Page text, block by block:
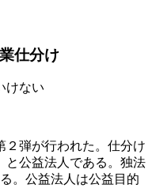
仕分け
けない
弾が行われた。仕分け
と公益法人である。独法
。公益法人は公益目的